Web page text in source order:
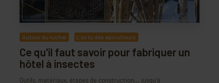
Autour du rucher L'actu des apiculteurs
Ce qu'il faut savoir pour fabriquer un
hôtel à insectes
Outils, matériaux, étapes de construction... jusqu'à